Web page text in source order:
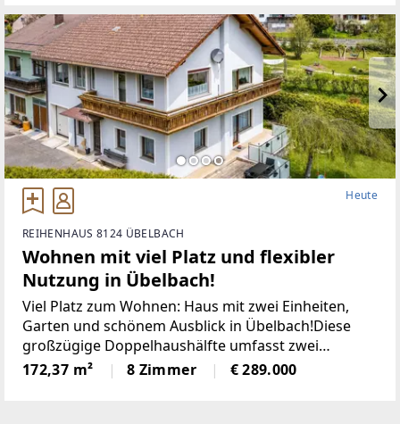
Heute
REIHENHAUS 8124 ÜBELBACH
Wohnen mit viel Platz und flexibler
Nutzung in Übelbach!
Viel Platz zum Wohnen: Haus mit zwei Einheiten,
Garten und schönem Ausblick in Übelbach!Diese
großzügige Doppelhaushälfte umfasst zwei
Wohneinheiten auf zwei Etagen und kann daher
besonders flexibel genutzt werden. Ob für eine oder
172,37 m² 8 Zimmer € 289.000